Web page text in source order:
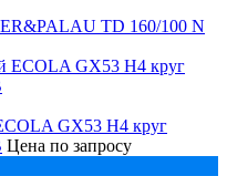
TD 160/100 N
GX53 H4 круг
Цена по запросу